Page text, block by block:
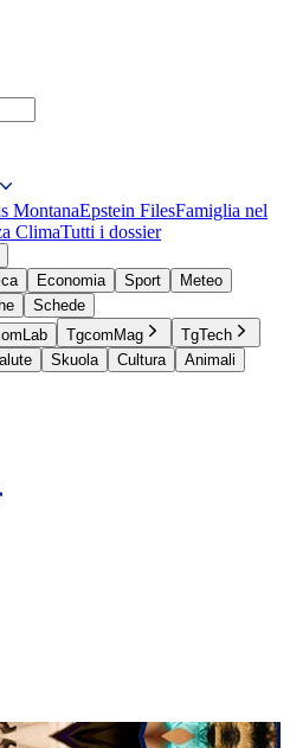
MontanaEpstein FilesFamiglia nel
ClimaTutti i dossier
Economia Sport
Meteo
Schede
TgcomMag
TgTech
Skuola Cultura
Animali